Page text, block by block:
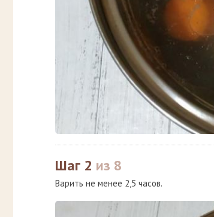
Шаг 2 из 8
Варить не менее 2,5 часов.